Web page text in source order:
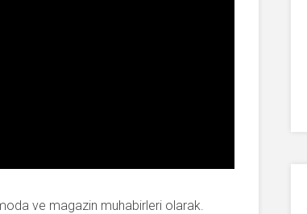
ve magazin muhabirleri olarak.